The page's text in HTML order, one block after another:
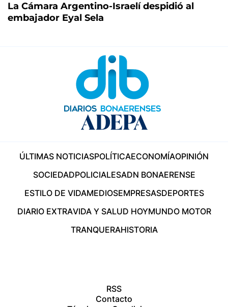
La Cámara Argentino-Israelí despidió al
embajador Eyal Sela
ÚLTIMAS NOTICIASPOLÍTICAECONOMÍAOPINIÓN
SOCIEDADPOLICIALESADN BONAERENSE
ESTILO DE VIDAMEDIOSEMPRESASDEPORTES
DIARIO EXTRAVIDA Y SALUD HOYMUNDO MOTOR
TRANQUERAHISTORIA
RSS
Contacto